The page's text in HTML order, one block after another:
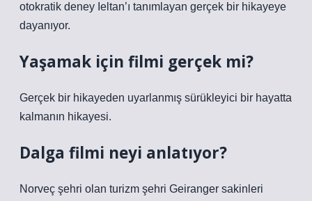
otokratik deney Ieltan’ı tanımlayan gerçek bir hikayeye
dayanıyor.
Yaşamak için filmi gerçek mi?
Gerçek bir hikayeden uyarlanmış sürükleyici bir hayatta
kalmanın hikayesi.
Dalga filmi neyi anlatıyor?
Norveç şehri olan turizm şehri Geiranger sakinleri